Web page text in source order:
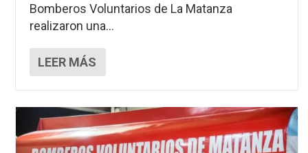
Bomberos Voluntarios de La Matanza
realizaron una...
LEER MÁS